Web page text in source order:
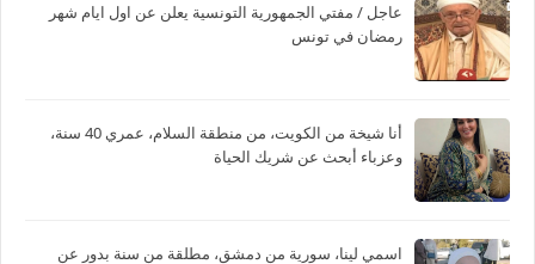
عاجل / مفتي الجمهورية التونسية يعلن عن اول ايام شهر
رمضان في تونس
أنا شيخة من الكويت، من منطقة السلام، عمري 40 سنة،
وعزباء أبحث عن شريك الحياة
اسمي لينا، سورية من دمشق، مطلقة من سنة بدور عن